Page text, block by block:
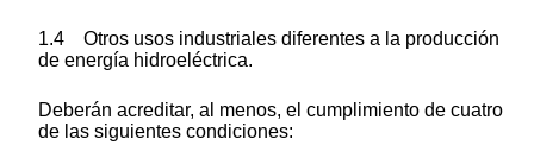
1.4 Otros usos industriales diferentes a la producción
de energía hidroeléctrica.
Deberán acreditar, al menos, el cumplimiento de cuatro
de las siguientes condiciones: